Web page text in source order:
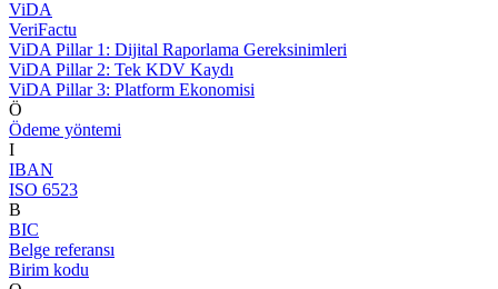
ViDA
VeriFactu
ViDA Pillar 1: Dijital Raporlama Gereksinimleri
ViDA Pillar 2: Tek KDV Kaydı
ViDA Pillar 3: Platform Ekonomisi
Ö
Ödeme yöntemi
I
IBAN
ISO 6523
B
BIC
Belge referansı
Birim kodu